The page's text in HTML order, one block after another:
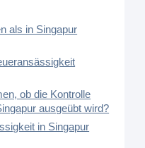
als in Singapur
ob die Kontrolle
ausgeübt wird?
in Singapur